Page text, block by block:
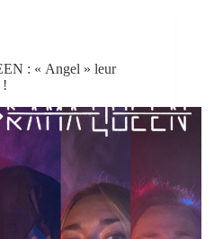
: « Angel » leur
!